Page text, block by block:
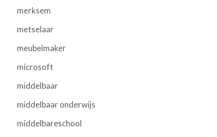
merksem
metselaar
meubelmaker
microsoft
middelbaar
middelbaar onderwijs
middelbareschool